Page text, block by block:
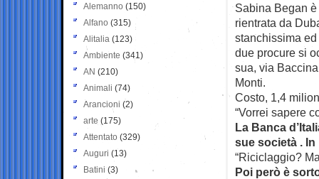
Sabina Began
rientrata da
stanchissima
due procure si
sua, via
Monti.
Costo, 1,4
“Vorrei sapere
La Banca
sue società .
“Riciclaggio?
Poi però è
Alemanno (150)
Alfano (315)
Alitalia (123)
Ambiente (341)
AN (210)
Animali (74)
Arancioni (2)
arte (175)
Attentato (329)
Auguri (13)
Batini (3)